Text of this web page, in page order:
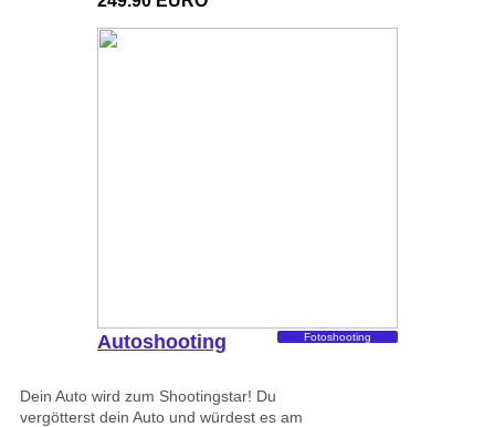
Autoshooting Fotoshooting
Dein Auto wird zum Shootingstar! Du
vergötterst dein Auto und würdest es am